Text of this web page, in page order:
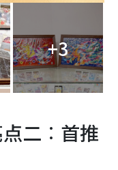
+3
二︰首推